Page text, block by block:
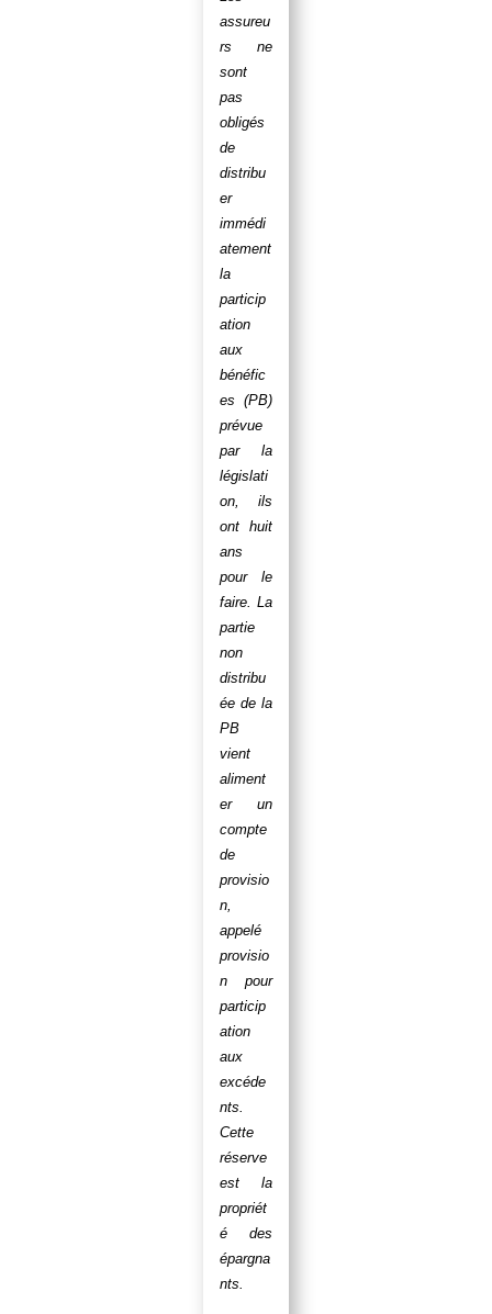
assureu
rs ne
sont
pas
obligés
de
distribu
er
immédi
atement
la
particip
ation
aux
bénéfic
es (PB)
prévue
par la
législati
on, ils
ont huit
ans
pour le
faire. La
partie
non
distribu
ée de la
PB
vient
aliment
er un
compte
de
provisio
n,
appelé
provisio
n pour
particip
ation
aux
excéde
nts.
Cette
réserve
est la
propriét
é des
épargna
nts.